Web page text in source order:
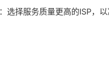
：选择服务质量更高的ISP，以